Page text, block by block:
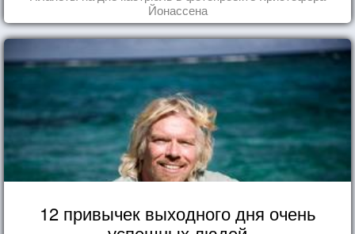
Йонассена
12 привычек выходного дня очень